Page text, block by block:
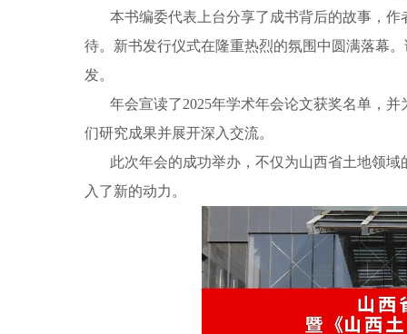
本书编委代表上台分享了成书背后的故事，
待。新书发行仪式在隆重热烈的氛围中圆满落幕
发。
年会宣读了2025年学术年会论文获奖名单，
们研究成果并展开深入交流。
此次年会的成功举办，不仅为山西省土地领
入了新的动力。